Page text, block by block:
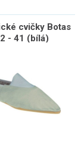
cvičky Botas
- 41 (bílá)